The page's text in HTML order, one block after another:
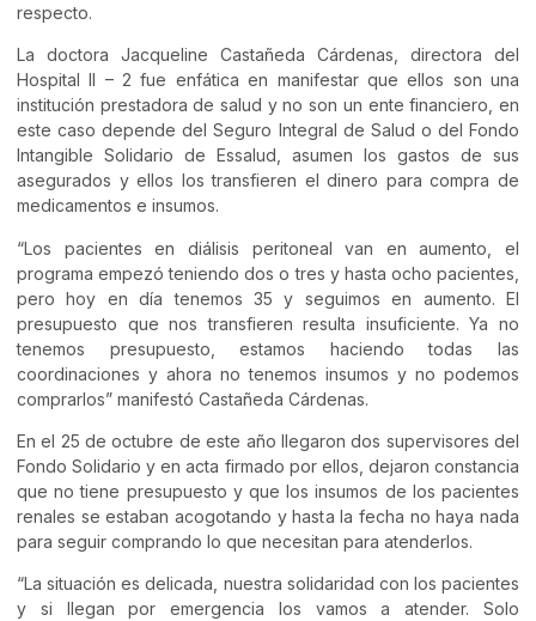
respecto.
La doctora Jacqueline Castañeda Cárdenas, directora del
Hospital II – 2 fue enfática en manifestar que ellos son una
institución prestadora de salud y no son un ente financiero, en
este caso depende del Seguro Integral de Salud o del Fondo
Intangible Solidario de Essalud, asumen los gastos de sus
asegurados y ellos los transfieren el dinero para compra de
medicamentos e insumos.
“Los pacientes en diálisis peritoneal van en aumento, el
programa empezó teniendo dos o tres y hasta ocho pacientes,
pero hoy en día tenemos 35 y seguimos en aumento. El
presupuesto que nos transfieren resulta insuficiente. Ya no
tenemos presupuesto, estamos haciendo todas las
coordinaciones y ahora no tenemos insumos y no podemos
comprarlos” manifestó Castañeda Cárdenas.
En el 25 de octubre de este año llegaron dos supervisores del
Fondo Solidario y en acta firmado por ellos, dejaron constancia
que no tiene presupuesto y que los insumos de los pacientes
renales se estaban acogotando y hasta la fecha no haya nada
para seguir comprando lo que necesitan para atenderlos.
“La situación es delicada, nuestra solidaridad con los pacientes
y si llegan por emergencia los vamos a atender. Solo